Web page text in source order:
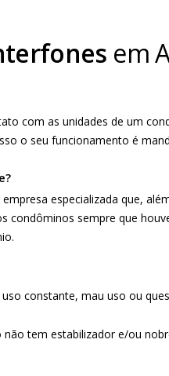
em
com as unidades de um
o seu funcionamento é
especializada que,
sempre que
constante, mau uso ou
não tem estabilizador e/ou